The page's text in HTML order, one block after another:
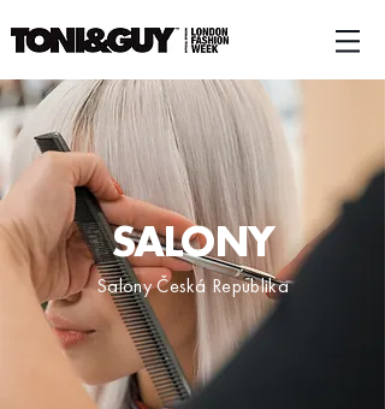
SALONY
Salony Česká Republika